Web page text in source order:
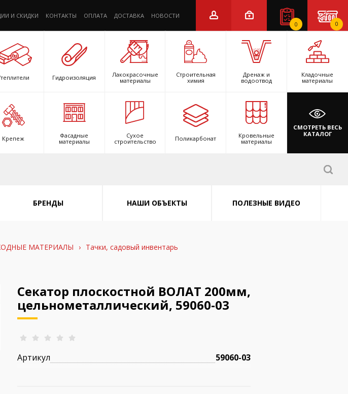
И СКИДКИ КОНТАКТЫ ОПЛАТА ДОСТАВКА НОВОСТИ
0 0
Гидроизоляция
Лакокрасочные
материалы
Строительная
химия
Дренаж и
водоотвод
Кладочные
материалы
Крепеж
Фасадные
материалы
Сухое
строительство
Поликарбонат
Кровельные
материалы
СМОТРЕТЬ ВЕСЬ
КАТАЛОГ
БРЕНДЫ НАШИ ОБЪЕКТЫ ПОЛЕЗНЫЕ ВИДЕО
МАТЕРИАЛЫ › Тачки, садовый инвентарь
Секатор плоскостной ВОЛАТ 200мм,
цельнометаллический, 59060-03
Артикул 59060-03